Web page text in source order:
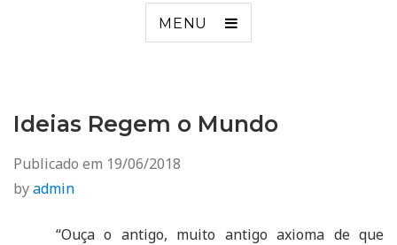
MENU
Ideias Regem o Mundo
Publicado em 19/06/2018
byadmin
“Ouça o antigo, muito antigo axioma de que